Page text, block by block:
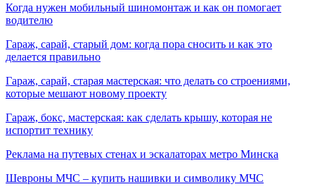
Когда нужен мобильный шиномонтаж и как он помогает
водителю
Гараж, сарай, старый дом: когда пора сносить и как это
делается правильно
Гараж, сарай, старая мастерская: что делать со строениями,
которые мешают новому проекту
Гараж, бокс, мастерская: как сделать крышу, которая не
испортит технику
Реклама на путевых стенах и эскалаторах метро Минска
Шевроны МЧС – купить нашивки и символику МЧС